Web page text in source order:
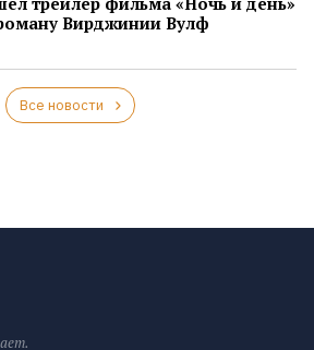
Вирджинии Вулф
Все новости